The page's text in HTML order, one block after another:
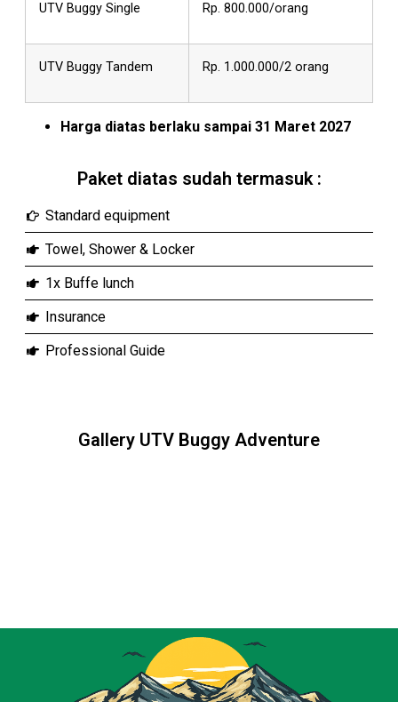
UTV Buggy Single Rp. 800.000/orang
UTV Buggy Tandem Rp. 1.000.000/2 orang
Harga diatas berlaku sampai 31 Maret 2027
Paket diatas sudah termasuk :
Standard equipment
Towel, Shower & Locker
1x Buffe lunch
Insurance
Professional Guide
Gallery UTV Buggy Adventure